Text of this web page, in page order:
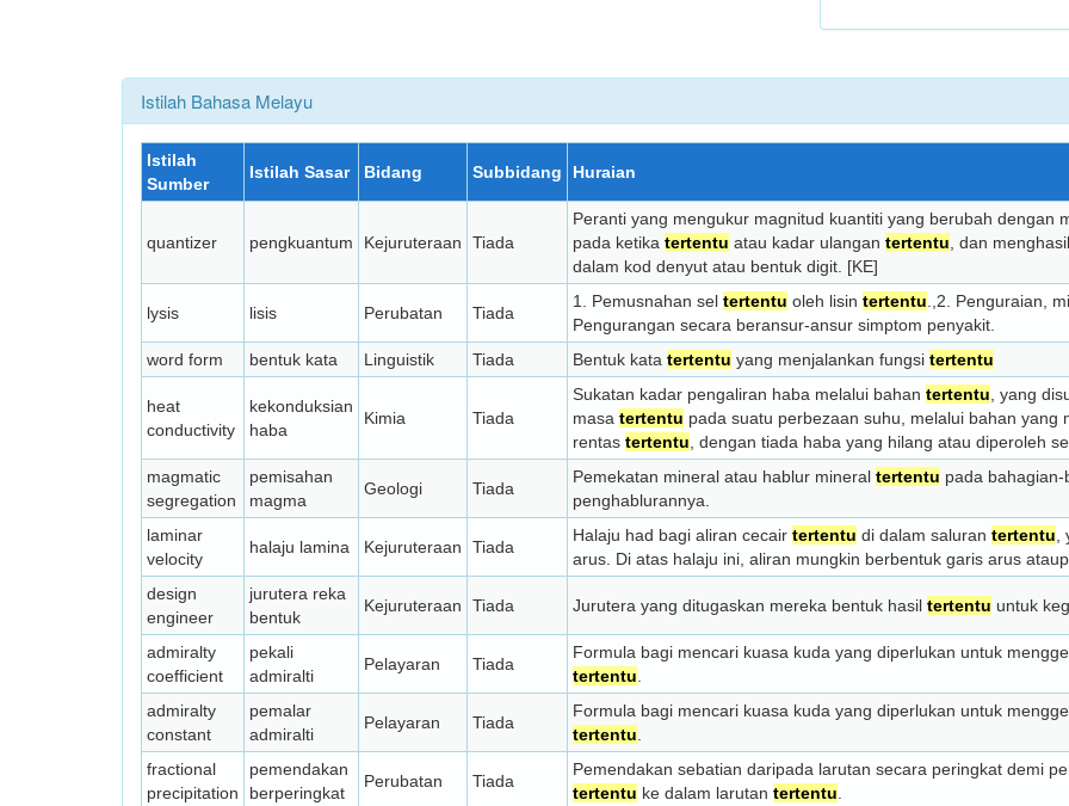
Istilah Bahasa Melayu
Istilah
Sumber
Istilah Sasar Bidang Subbidang Huraian
quantizer pengkuantum Kejuruteraan Tiada
Peranti yang mengukur magnitud kuantiti yang berubah dengan
pada ketika tertentu atau kadar ulangan tertentu , dan
dalam kod denyut atau bentuk digit. [KE]
lysis lisis Perubatan Tiada
1. Pemusnahan sel tertentu oleh lisin tertentu .,2. Penguraian,
Pengurangan secara beransur-ansur simptom penyakit.
word form
bentuk kata Linguistik Tiada Bentuk kata tertentu yang menjalankan fungsi tertentu
heat
conductivity
kekonduksian
haba
Kimia Tiada
Sukatan kadar pengaliran haba melalui bahan tertentu , yang
masa tertentu pada suatu perbezaan suhu, melalui bahan yang
rentas tertentu , dengan tiada haba yang hilang atau diperoleh
magmatic
segregation
pemisahan
magma
Geologi Tiada
Pemekatan mineral atau hablur mineral tertentu pada bahagian-
penghablurannya.
laminar
velocity
halaju lamina Kejuruteraan Tiada
Halaju had bagi aliran cecair tertentu di dalam saluran tertentu
arus. Di atas halaju ini, aliran mungkin berbentuk garis arus
design
engineer
jurutera reka
bentuk
Kejuruteraan Tiada Jurutera yang ditugaskan mereka bentuk hasil tertentu untuk
admiralty
coefficient
pekali
admiralti
Pelayaran Tiada
Formula bagi mencari kuasa kuda yang diperlukan untuk
tertentu
admiralty
constant
pemalar
admiralti
Pelayaran Tiada
Formula bagi mencari kuasa kuda yang diperlukan untuk
tertentu
fractional
precipitation
pemendakan
berperingkat
Perubatan Tiada
Pemendakan sebatian daripada larutan secara peringkat demi
tertentu ke dalam larutan tertentu